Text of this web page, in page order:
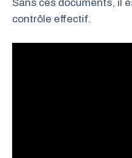
Sans ces documents, il
contrôle effectif.